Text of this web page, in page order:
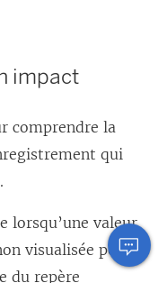
impact
comprendre la
qui
lorsqu’une valeur
visualisée peut
du repère